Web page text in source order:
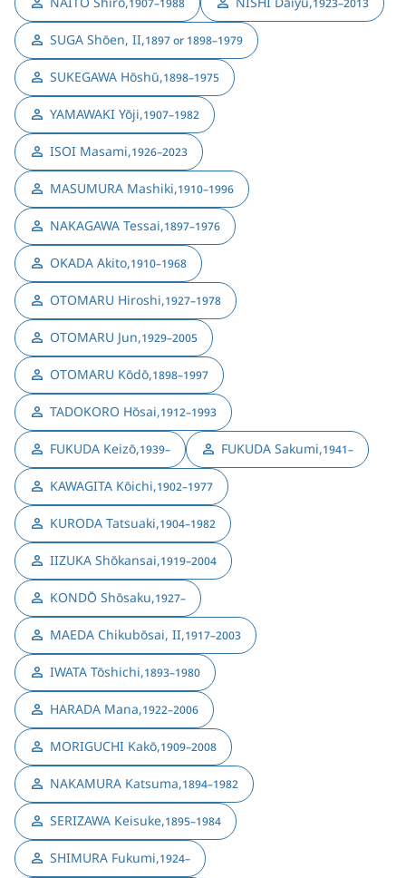
SUGA Shōen, II,1897 or 1898–1979
SUKEGAWA Hōshū,1898–1975
YAMAWAKI Yōji,1907–1982
ISOI Masami,1926–2023
MASUMURA Mashiki,1910–1996
NAKAGAWA Tessai,1897–1976
OKADA Akito,1910–1968
OTOMARU Hiroshi,1927–1978
OTOMARU Jun,1929–2005
OTOMARU Kōdō,1898–1997
TADOKORO Hōsai,1912–1993
FUKUDA Keizō,1939– FUKUDA Sakumi,1941–
KAWAGITA Kōichi,1902–1977
KURODA Tatsuaki,1904–1982
IIZUKA Shōkansai,1919–2004
KONDŌ Shōsaku,1927–
MAEDA Chikubōsai, II,1917–2003
IWATA Tōshichi,1893–1980
HARADA Mana,1922–2006
MORIGUCHI Kakō,1909–2008
NAKAMURA Katsuma,1894–1982
SERIZAWA Keisuke,1895–1984
SHIMURA Fukumi,1924–